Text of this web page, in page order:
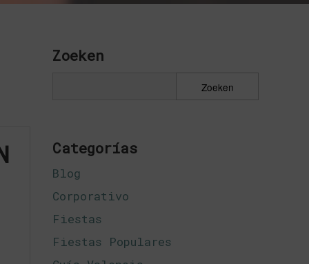
Zoeken
Categorías
Blog
Corporativo
Fiestas
Fiestas Populares